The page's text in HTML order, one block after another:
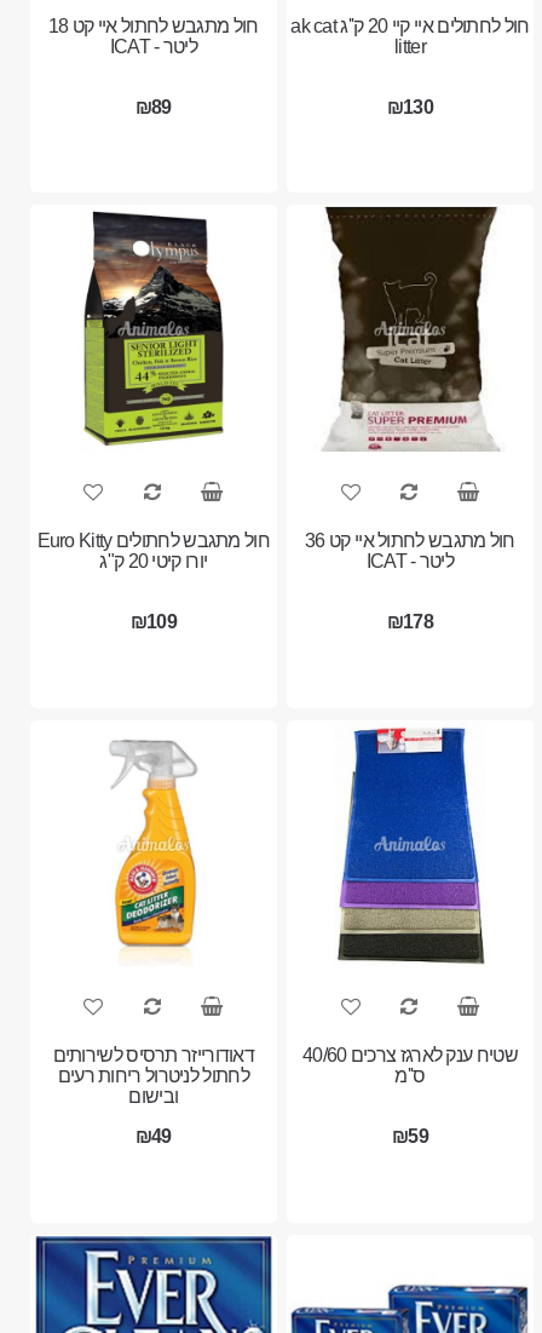
חול לחתולים איי קיי 20 ק''ג ak cat
litter
₪130
חול מתגבש לחתול איי קט 18
ליטר - ICAT
₪89
חול מתגבש לחתול איי קט 36
ליטר - ICAT
₪178
חול מתגבש לחתולים Euro Kitty
יורו קיטי 20 ק"ג
₪109
שטיח ענק לארגז צרכים 40/60
ס''מ
₪59
דאודורייזר תרסיס לשירותים
לחתול לניטרול ריחות רעים
ובישום
₪49